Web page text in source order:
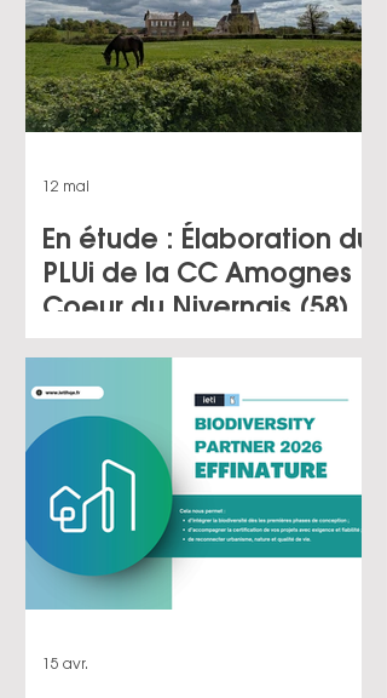
En étude : Élaboration du
PLUi de la CC Amognes
Coeur du Nivernais (58)
12 mai
15 avr.